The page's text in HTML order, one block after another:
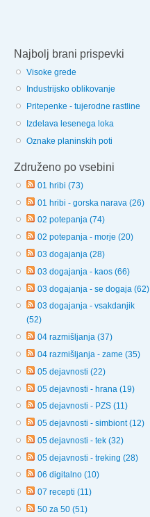
Najbolj brani prispevki
Visoke grede
Industrijsko oblikovanje
Pritepenke - tujerodne rastline
Izdelava lesenega loka
Oznake planinskih poti
Združeno po vsebini
01 hribi (73)
01 hribi - gorska narava (26)
02 potepanja (74)
02 potepanja - morje (20)
03 dogajanja (28)
03 dogajanja - kaos (66)
03 dogajanja - se dogaja (62)
03 dogajanja - vsakdanjik
(52)
04 razmišljanja (37)
04 razmišljanja - zame (35)
05 dejavnosti (22)
05 dejavnosti - hrana (19)
05 dejavnosti - PZS (11)
05 dejavnosti - simbiont (12)
05 dejavnosti - tek (32)
05 dejavnosti - treking (28)
06 digitalno (10)
07 recepti (11)
50 za 50 (51)